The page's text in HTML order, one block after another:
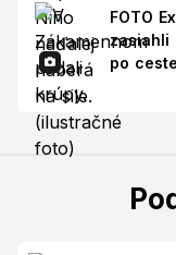
FOTO
zasiahli
po